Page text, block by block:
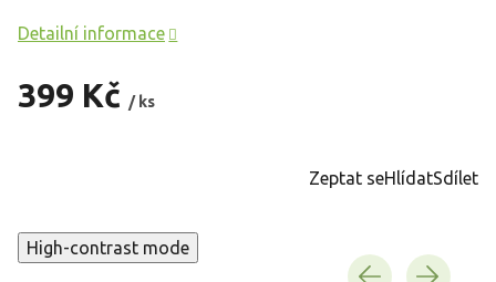
399 Kč / ks
Detailní informace
Zeptat seHlídatSdílet
High-contrast mode